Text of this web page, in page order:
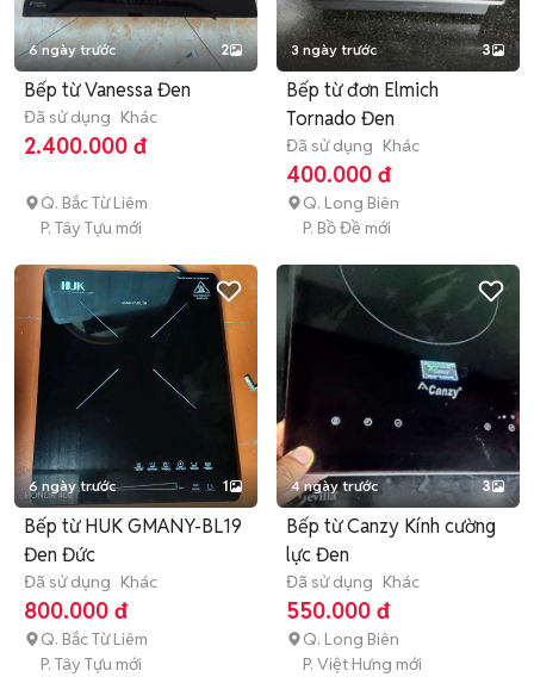
6 ngày trước 2
Bếp từ Vanessa Đen
Đã sử dụng Khác
2.400.000 đ
Q. Bắc Từ Liêm
P. Tây Tựu mới
3 ngày trước 3
Bếp từ đơn Elmich
Tornado Đen
Đã sử dụng Khác
400.000 đ
Q. Long Biên
P. Bồ Đề mới
6 ngày trước 1
Bếp từ HUK GMANY-BL19
Đen Đức
Đã sử dụng Khác
800.000 đ
Q. Bắc Từ Liêm
P. Tây Tựu mới
4 ngày trước 3
Bếp từ Canzy Kính cường
lực Đen
Đã sử dụng Khác
550.000 đ
Q. Long Biên
P. Việt Hưng mới